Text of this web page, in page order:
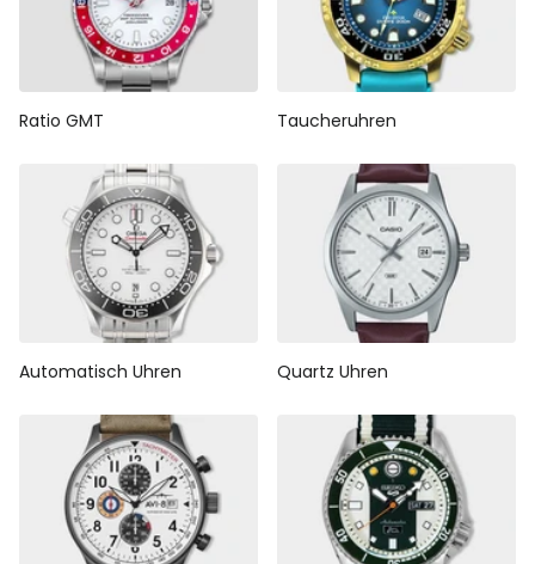
Ratio GMT Taucheruhren
Automatisch Uhren Quartz Uhren